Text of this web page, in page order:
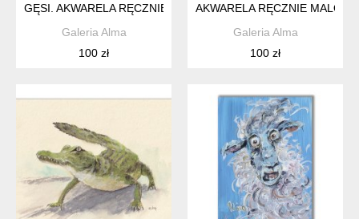
GĘSI. AKWARELA RĘCZNIE MALOWANA
Galeria Alma
100 zł
AKWARELA RĘCZNIE
Galeria Alma
100 zł